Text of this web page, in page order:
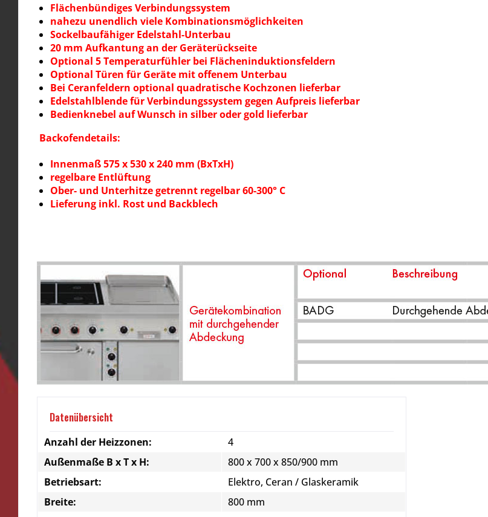
Flächenbündiges Verbindungssystem
nahezu unendlich viele Kombinationsmöglichkeiten
Sockelbaufähiger Edelstahl-Unterbau
20 mm Aufkantung an der Geräterückseite
Optional 5 Temperaturfühler bei Flächeninduktionsfeldern
Optional Türen für Geräte mit offenem Unterbau
Bei Ceranfeldern optional quadratische Kochzonen lieferbar
Edelstahlblende für Verbindungssystem gegen Aufpreis lieferbar
Bedienknebel auf Wunsch in silber oder gold lieferbar
Backofendetails:
Innenmaß 575 x 530 x 240 mm (BxTxH)
regelbare Entlüftung
Ober- und Unterhitze getrennt regelbar 60-300° C
Lieferung inkl. Rost und Backblech
Datenübersicht
Anzahl der Heizzonen:
4
Außenmaße B x T x H:
800 x 700 x 850/900 mm
Betriebsart:
Elektro, Ceran / Glaskeramik
Breite:
800 mm